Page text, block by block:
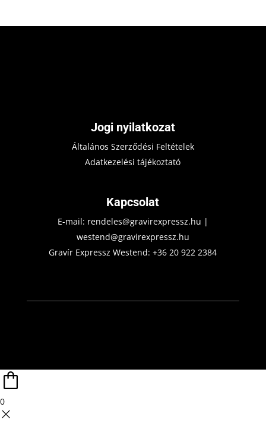
Jogi nyilatkozat
Általános Szerződési Feltételek
Adatkezelési tájékoztató
Kapcsolat
E-mail: rendeles@gravirexpressz.hu |
westend@gravirexpressz.hu
Gravír Expressz Westend:+36 20 922 2384
0